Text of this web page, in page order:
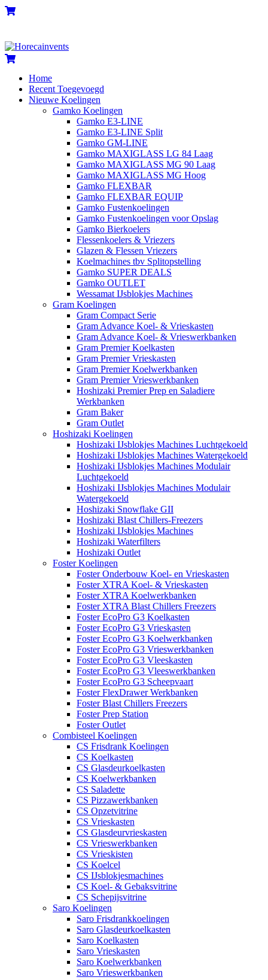
Skip
MenuCart
Cart
Home
Recent Toegevoegd
Nieuwe Koelingen
Gamko Koelingen
Gamko E3-LINE
Gamko E3-LINE Split
Gamko GM-LINE
Gamko MAXIGLASS LG 84 Laag
Gamko MAXIGLASS MG 90 Laag
Gamko MAXIGLASS MG Hoog
Gamko FLEXBAR
Gamko FLEXBAR EQUIP
Gamko Fustenkoelingen
Gamko Fustenkoelingen voor Opslag
Gamko Bierkoelers
Flessenkoelers & Vriezers
Glazen & Flessen Vriezers
Koelmachines tbv Splitopstelling
Gamko SUPER DEALS
Gamko OUTLET
Wessamat IJsblokjes Machines
Gram Koelingen
Gram Compact Serie
Gram Advance Koel- & Vrieskasten
Gram Advance Koel- & Vrieswerkbanken
Gram Premier Koelkasten
Gram Premier Vrieskasten
Gram Premier Koelwerkbanken
Gram Premier Vrieswerkbanken
Hoshizaki Premier Prep en Saladiere
Werkbanken
Gram Baker
Gram Outlet
Hoshizaki Koelingen
Hoshizaki IJsblokjes Machines Luchtgekoeld
Hoshizaki IJsblokjes Machines Watergekoeld
Hoshizaki IJsblokjes Machines Modulair
Luchtgekoeld
Hoshizaki IJsblokjes Machines Modulair
Watergekoeld
Hoshizaki Snowflake GII
Hoshizaki Blast Chillers-Freezers
Hoshizaki IJsblokjes Machines
Hoshizaki Waterfilters
Hoshizaki Outlet
Foster Koelingen
Foster Onderbouw Koel- en Vrieskasten
Foster XTRA Koel- & Vrieskasten
Foster XTRA Koelwerkbanken
Foster XTRA Blast Chillers Freezers
Foster EcoPro G3 Koelkasten
Foster EcoPro G3 Vrieskasten
Foster EcoPro G3 Koelwerkbanken
Foster EcoPro G3 Vrieswerkbanken
Foster EcoPro G3 Vleeskasten
Foster EcoPro G3 Vleeswerkbanken
Foster EcoPro G3 Scheepvaart
Foster FlexDrawer Werkbanken
Foster Blast Chillers Freezers
Foster Prep Station
Foster Outlet
Combisteel Koelingen
CS Frisdrank Koelingen
CS Koelkasten
CS Glasdeurkoelkasten
CS Koelwerkbanken
CS Saladette
CS Pizzawerkbanken
CS Opzetvitrine
CS Vrieskasten
CS Glasdeurvrieskasten
CS Vrieswerkbanken
CS Vrieskisten
CS Koelcel
CS IJsblokjesmachines
CS Koel- & Gebaksvitrine
CS Schepijsvitrine
Saro Koelingen
Saro Frisdrankkoelingen
Saro Glasdeurkoelkasten
Saro Koelkasten
Saro Vrieskasten
Saro Koelwerkbanken
Saro Vrieswerkbanken